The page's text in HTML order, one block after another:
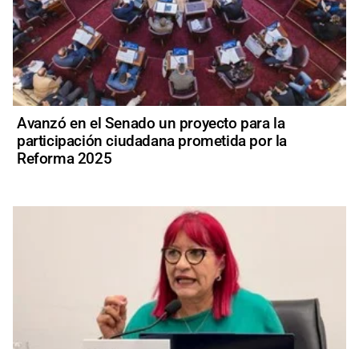
Avanzó en el Senado un proyecto para la
participación ciudadana prometida por la
Reforma 2025